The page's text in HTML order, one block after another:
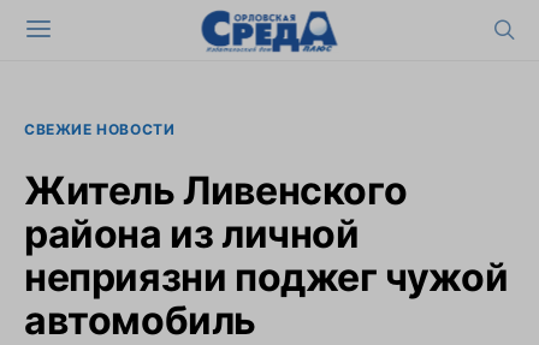
СВЕЖИЕ НОВОСТИ
Житель Ливенского
района из личной
неприязни поджег чужой
автомобиль